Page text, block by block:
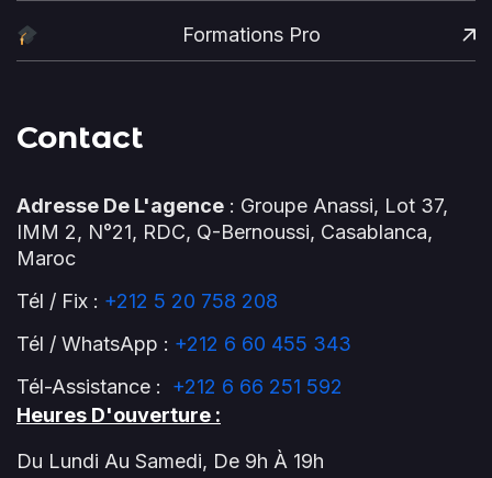
Formations Pro
Contact
Adresse De L'agence : Groupe Anassi, Lot 37,
IMM 2, N°21, RDC, Q-Bernoussi, Casablanca,
Maroc
Tél / Fix : +212 5 20 758 208
Tél / WhatsApp : +212 6 60 455 343
Tél-Assistance :
+212 6 66 251 592
Heures D'ouverture :
Du Lundi Au Samedi, De 9h À 19h